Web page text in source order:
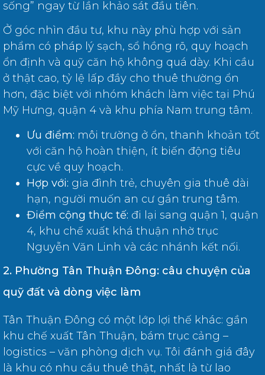
sống” ngay từ lần khảo sát đầu tiên.
Ở góc nhìn đầu tư, khu này phù hợp với sản
phẩm có pháp lý sạch, sổ hồng rõ, quy hoạch
ổn định và quỹ căn hộ không quá dày. Khi cầu
ở thật cao, tỷ lệ lấp đầy cho thuê thường ổn
hơn, đặc biệt với nhóm khách làm việc tại Phú
Mỹ Hưng, quận 4 và khu phía Nam trung tâm.
Ưu điểm: môi trường ở ổn, thanh khoản tốt
với căn hộ hoàn thiện, ít biến động tiêu
cực về quy hoạch.
Hợp với: gia đình trẻ, chuyên gia thuê dài
hạn, người muốn an cư gần trung tâm.
Điểm cộng thực tế: đi lại sang quận 1, quận
4, khu chế xuất khá thuận nhờ trục
Nguyễn Văn Linh và các nhánh kết nối.
2. Phường Tân Thuận Đông: câu chuyện của
quỹ đất và dòng việc làm
Tân Thuận Đông có một lớp lợi thế khác: gần
khu chế xuất Tân Thuận, bám trục cảng –
logistics – văn phòng dịch vụ. Tôi đánh giá đây
là khu có nhu cầu thuê thật, nhất là từ lao